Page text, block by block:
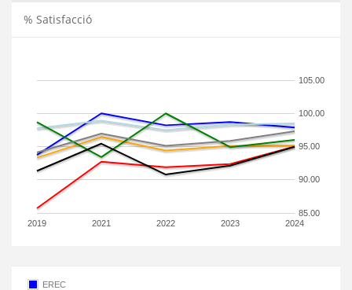
% Satisfacció
2019 2021 2022 2023 2024
85.00
90.00
95.00
100.00
105.00
EREC